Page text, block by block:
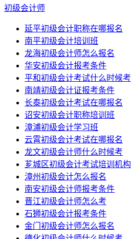
初级会计师
延平初级会计职称在哪报名
南平初级会计培训班
龙海初级会计师怎么报名
华安初级会计报考条件
平和初级会计考试什么时候考
南靖初级会计证报考条件
长泰初级会计考试在哪报名
诏安初级会计职称培训班
漳浦初级会计学习班
云霄初级会计考试在哪报名
龙文初级会计师什么时候考
芗城区初级会计考试培训机构
漳州初级会计怎么报名
南安初级会计师报考条件
晋江初级会计师怎么考
石狮初级会计报考条件
金门初级会计师怎么报名